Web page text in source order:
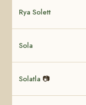
Rya Solett
Sola
Solatla 📷